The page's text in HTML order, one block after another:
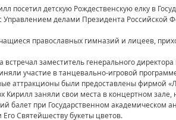
посетил детскую Рождественскую елку в
делами Президента Российской
православных гимназий и лицеев,
заместитель генерального
участие в танцевально-игровой
аттракционы были предоставлены фирмой
заняли свои места в концертном зале,
балет при Государственном академическом
Святейшеству букеты цветов.